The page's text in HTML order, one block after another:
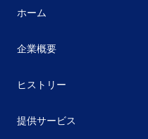
ホーム
企業概要
ヒストリー
提供サービス